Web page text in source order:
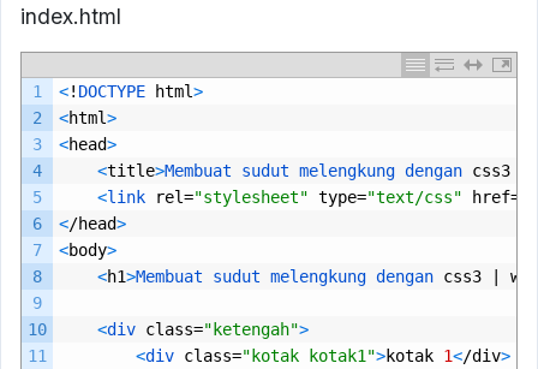
index.html
1
2
3
4
5
6
7
8
9
10
11
<! DOCTYPE html>
<html>
<head>
<title>Membuat sudut melengkung dengan css3
<link rel="stylesheet" type="text/css" href=
</head>
<body>
<h1>Membuat sudut melengkung dengan css3 www
<div class="ketengah">
<div class="kotak kotak1">kotak 1</div>